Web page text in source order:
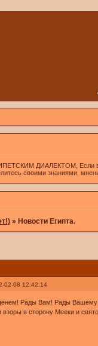
ДИАЛЕКТОМ, Если
своими знаниями,
» Новости Египта.
02-08 12:42:14
Рады Вам! Рады Вашему
в сторону Мееки и